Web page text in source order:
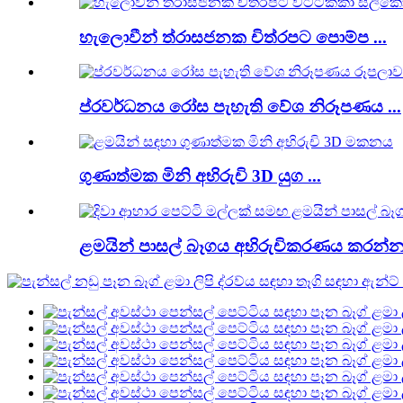
හැලොවීන් ත්රාසජනක චිත්රපට පොම්ප ...
ප්රවර්ධනය රෝස පැහැති වේශ නිරූපණය ...
ගුණාත්මක මිනි අභිරුචි 3D යුග ...
ළමයින් පාසල් බෑගය අභිරුචිකරණය කරන්න